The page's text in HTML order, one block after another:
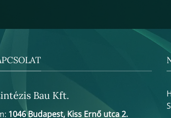
Bau Kft.
1046 Budapest, Kiss Ernő utca 2.